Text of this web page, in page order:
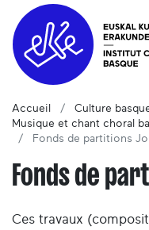
Accueil Culture
Musique et chant choral
Fonds de partitions Jo
Fonds de
Ces travaux